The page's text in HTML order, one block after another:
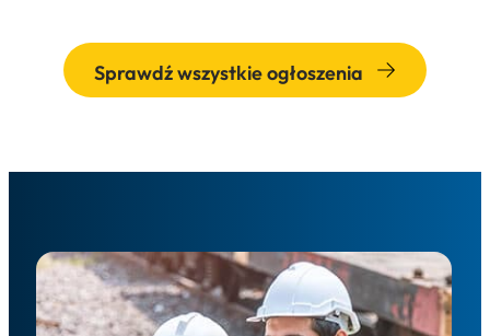
Sprawdź wszystkie ogłoszenia